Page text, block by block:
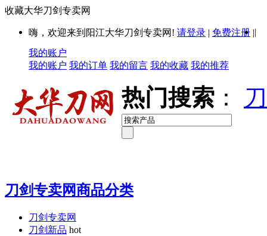
收藏大华刀剑专卖网
嗨，欢迎来到阳江大华刀剑专卖网! 请登录 | 免费注册 ||
我的账户
我的账户 我的订单 我的留言 我的收藏 我的推荐
热门搜索 ：
刀剑专卖网商品分类
刀剑专卖网
刀剑新品 hot